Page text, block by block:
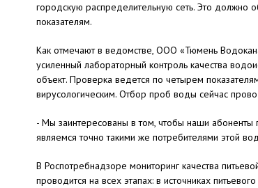
городскую распределительную сеть. Это должно
показателям.
Как отмечают в ведомстве, ООО «Тюмень
усиленный лабораторный контроль качества
объект. Проверка ведется по четырем
вирусологическим. Отбор проб воды сейчас
- Мы заинтересованы в том, чтобы наши абоненты
являемся точно такими же потребителями этой
В Роспотребнадзоре мониторинг качества
проводится на всех этапах: в источниках